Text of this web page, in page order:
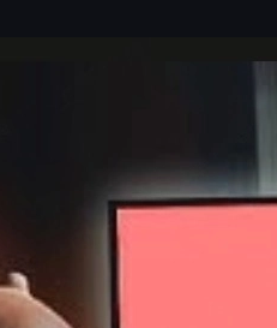
Agent phù hợp với bạn
skins uy tín trên uuskins.com
trải nghiệm chơi với Agent
Agent Tier List